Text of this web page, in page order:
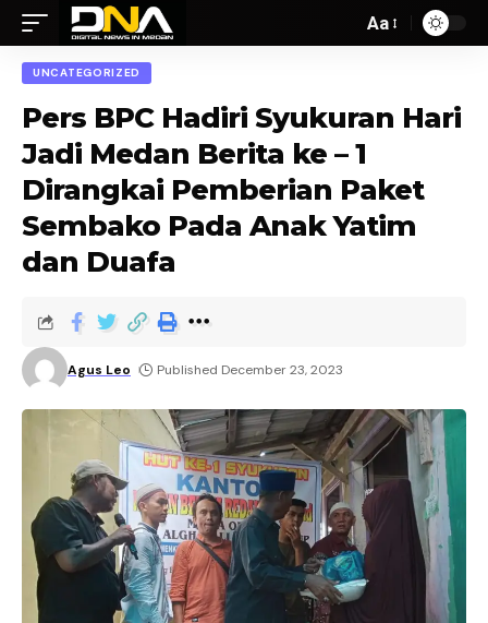
Aa
UNCATEGORIZED
Pers BPC Hadiri Syukuran Hari
Jadi Medan Berita ke – 1
Dirangkai Pemberian Paket
Sembako Pada Anak Yatim
dan Duafa
Agus Leo Published December 23, 2023